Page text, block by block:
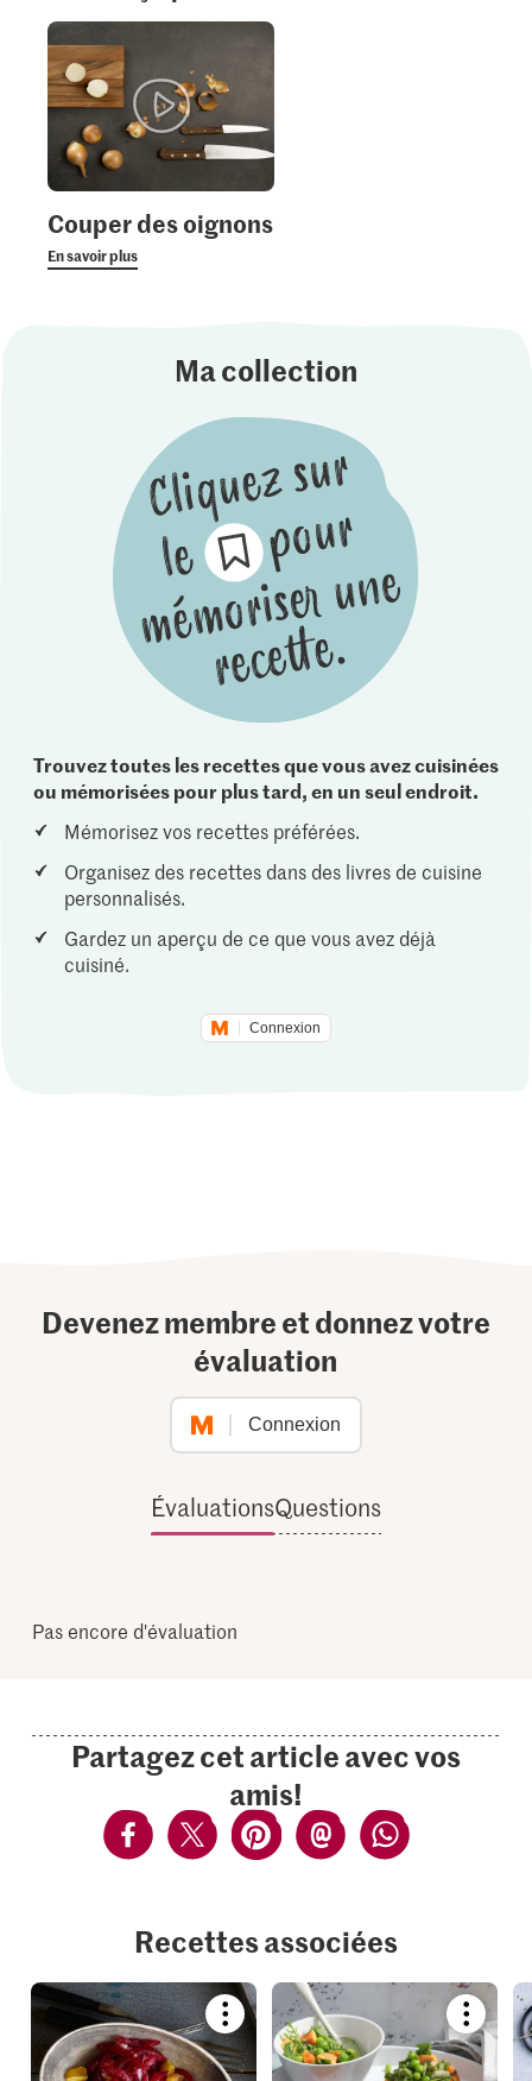
Couper des oignons
En savoir plus
Ma collection
Trouvez toutes les recettes que vous avez cuisinées
ou mémorisées pour plus tard, en un seul endroit.
Mémorisez vos recettes préférées.
Organisez des recettes dans des livres de cuisine
personnalisés.
Gardez un aperçu de ce que vous avez déjà
cuisiné.
Connexion
Devenez membre et donnez votre
évaluation
Connexion
ÉvaluationsQuestions
Pas encore d'évaluation
Partagez cet article avec vos
amis!
Recettes associées
Bookmark
recipe
or
add
recipe
or
add